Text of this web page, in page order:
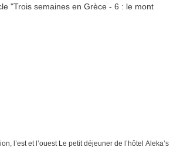
l’est et l’ouest Le petit déjeuner de l’hôtel Aleka’s